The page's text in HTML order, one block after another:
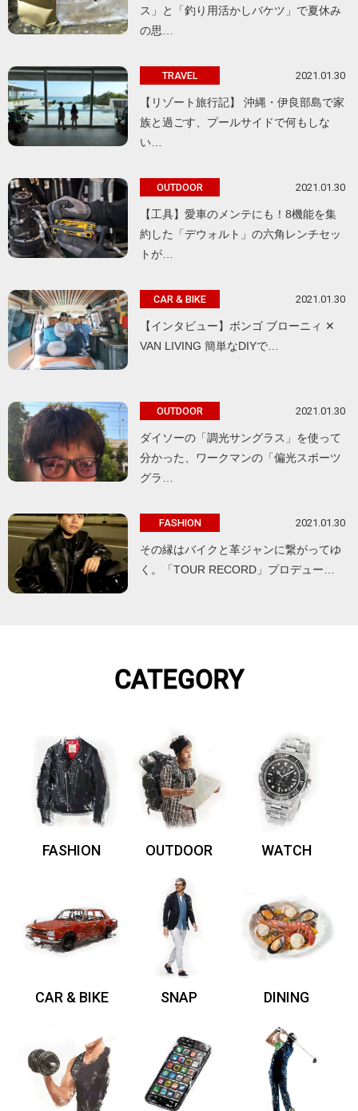
ス」と「釣り用活かしバケツ」で夏休み
の思…
TRAVEL 2021.01.30
【リゾート旅行記】 沖縄・伊良部島で家
族と過ごす、プールサイドで何もしな
い…
OUTDOOR 2021.01.30
【工具】愛車のメンテにも！8機能を集
約した「デウォルト」の六角レンチセッ
トが…
CAR & BIKE 2021.01.30
【インタビュー】ボンゴ ブローニィ ✕
VAN LIVING 簡単なDIYで…
OUTDOOR 2021.01.30
ダイソーの「調光サングラス」を使って
分かった、ワークマンの「偏光スポーツ
グラ…
FASHION 2021.01.30
その縁はバイクと革ジャンに繋がってゆ
く。「TOUR RECORD」プロデュー…
CATEGORY
FASHION OUTDOOR WATCH
CAR & BIKE SNAP DINING